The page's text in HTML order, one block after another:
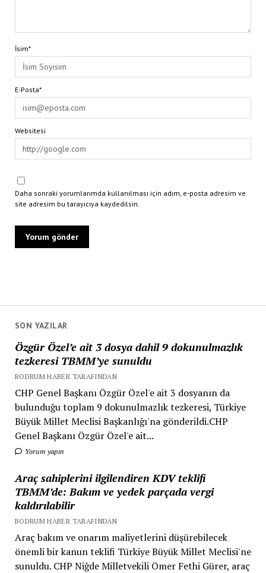
SON YAZILAR
Özgür Özel’e ait 3 dosya dahil 9 dokunulmazlık
tezkeresi TBMM’ye sunuldu
BODRUM HABER TARAFINDAN
CHP Genel Başkanı Özgür Özel'e ait 3 dosyanın da
bulunduğu toplam 9 dokunulmazlık tezkeresi, Türkiye
Büyük Millet Meclisi Başkanlığı'na gönderildi.CHP
Genel Başkanı Özgür Özel'e ait...
Yorum yapın
Araç sahiplerini ilgilendiren KDV teklifi
TBMM’de: Bakım ve yedek parçada vergi
kaldırılabilir
BODRUM HABER TARAFINDAN
Araç bakım ve onarım maliyetlerini düşürebilecek
önemli bir kanun teklifi Türkiye Büyük Millet Meclisi'ne
sunuldu. CHP Niğde Milletvekili Ömer Fethi Gürer, araç
İsim*
E-Posta*
Websitesi
Daha sonraki yorumlarımda kullanılması için adım, e-posta adresim ve
site adresim bu tarayıcıya kaydedilsin.